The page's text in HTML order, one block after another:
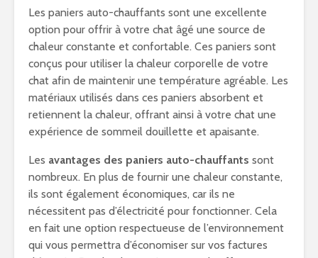
Les paniers auto-chauffants sont une excellente
option pour offrir à votre chat âgé une source de
chaleur constante et confortable. Ces paniers sont
conçus pour utiliser la chaleur corporelle de votre
chat afin de maintenir une température agréable. Les
matériaux utilisés dans ces paniers absorbent et
retiennent la chaleur, offrant ainsi à votre chat une
expérience de sommeil douillette et apaisante.
Les avantages des paniers auto-chauffants sont
nombreux. En plus de fournir une chaleur constante,
ils sont également économiques, car ils ne
nécessitent pas d’électricité pour fonctionner. Cela
en fait une option respectueuse de l’environnement
qui vous permettra d’économiser sur vos factures